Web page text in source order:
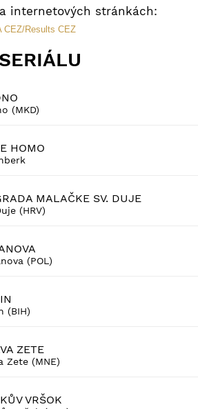
internetových stránkách:
CEZ/Results CEZ
(MKD)
HOMO
MALAČKE SV. DUJE
(HRV)
(POL)
(BIH)
ZETE
Zete (MNE)
VRŠOK